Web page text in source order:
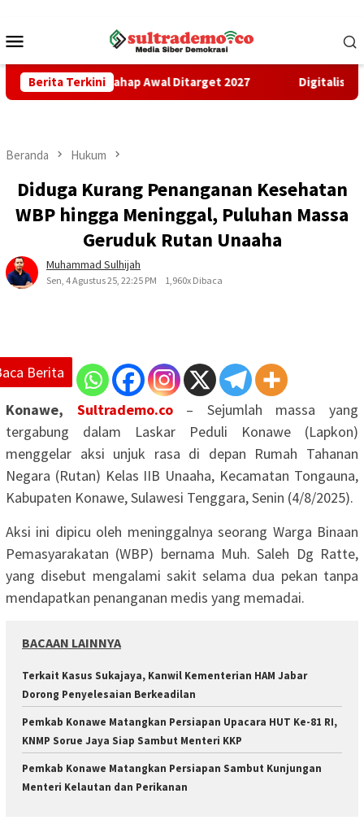
konten
Mobile
Berita Terkini
Tahap Awal Ditarget 2027 Digitalisasi
Beranda Hukum
Diduga Kurang Penanganan Kesehatan
WBP hingga Meninggal, Puluhan Massa
Geruduk Rutan Unaaha
Muhammad Sulhijah
Sen, 4 Agustus 25, 22:25 PM 1,960x Dibaca
Berita
Konawe, Sultrademo.co– Sejumlah massa yang
tergabung dalam Laskar Peduli Konawe (Lapkon)
menggelar aksi unjuk rasa di depan Rumah Tahanan
Negara (Rutan) Kelas IIB Unaaha, Kecamatan Tongauna,
Kabupaten Konawe, Sulawesi Tenggara, Senin (4/8/2025).
Aksi ini dipicu oleh meninggalnya seorang Warga Binaan
Pemasyarakatan (WBP) bernama Muh. Saleh Dg Ratte,
yang disebut mengalami sakit selama dua pekan tanpa
mendapatkan penanganan medis yang memadai.
BACAAN LAINNYA
‎Terkait Kasus Sukajaya, Kanwil Kementerian HAM Jabar
‎Dorong Penyelesaian Berkeadilan
Pemkab Konawe Matangkan Persiapan Upacara HUT Ke-81 RI,
KNMP Sorue Jaya Siap Sambut Menteri KKP
Pemkab Konawe Matangkan Persiapan Sambut Kunjungan
Menteri Kelautan dan Perikanan